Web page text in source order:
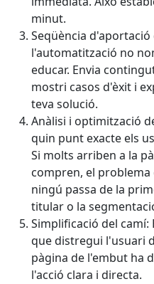
minut.
Seqüència
l'automatització no
educar. Envia
mostri casos d'èxit i
teva solució.
Anàlisi i optimització
quin punt exacte els
Si molts arriben a la
compren, el problema
ningú passa de la
titular o la
Simplificació del
que distregui l'usuari
pàgina de l'embut ha
l'acció clara i directa.